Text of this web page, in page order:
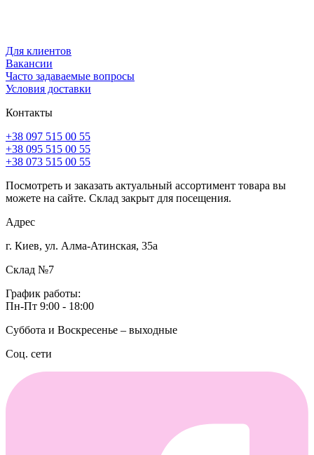
Для клиентов
Вакансии
Часто задаваемые вопросы
Условия доставки
Контакты
+38 097 515 00 55
+38 095 515 00 55
+38 073 515 00 55
Посмотреть и заказать актуальный ассортимент товара вы
можете на сайте. Склад закрыт для посещения.
Адрес
г. Киев, ул. Алма-Атинская, 35а
Склад №7
График работы:
Пн-Пт 9:00 - 18:00
Суббота и Воскресенье – выходные
Соц. сети